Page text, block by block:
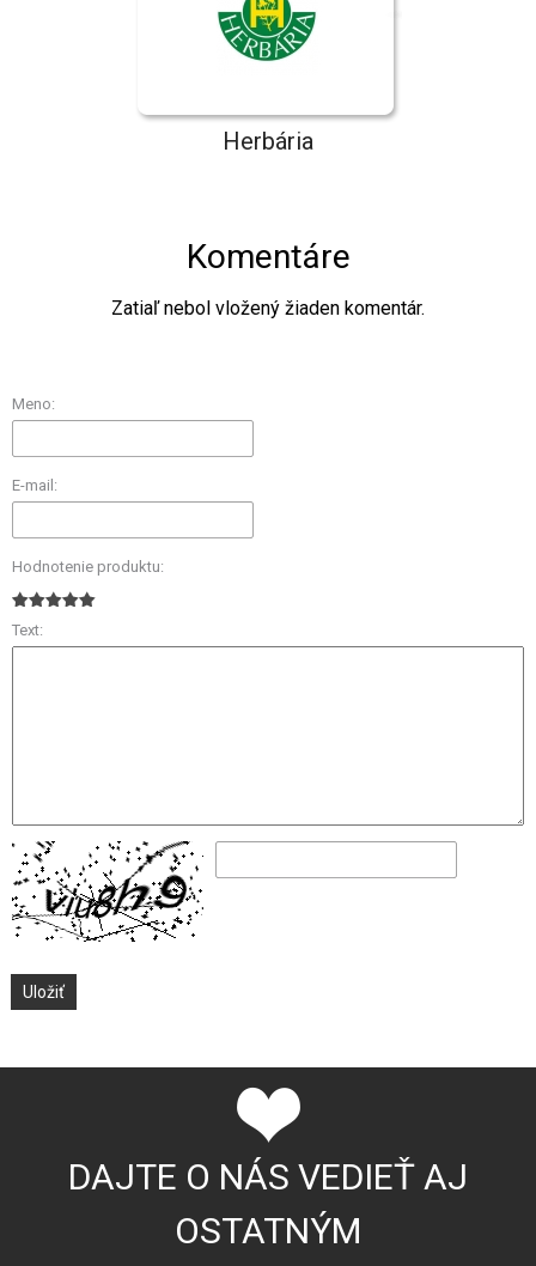
Herbária
Komentáre
Zatiaľ nebol vložený žiaden komentár.
Meno:
E-mail:
Hodnotenie produktu:
Text:
DAJTE O NÁS VEDIEŤ AJ
OSTATNÝM